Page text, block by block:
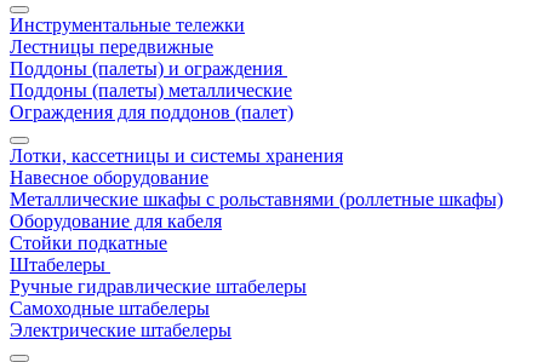
Инструментальные тележки
Лестницы передвижные
Поддоны (палеты) и ограждения
Поддоны (палеты) металлические
Ограждения для поддонов (палет)
Лотки, кассетницы и системы хранения
Навесное оборудование
Металлические шкафы с рольставнями (роллетные шкафы)
Оборудование для кабеля
Стойки подкатные
Штабелеры
Ручные гидравлические штабелеры
Самоходные штабелеры
Электрические штабелеры